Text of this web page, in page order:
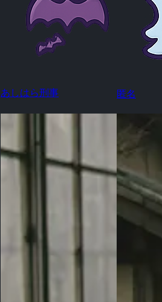
あしはら刑事 匿名